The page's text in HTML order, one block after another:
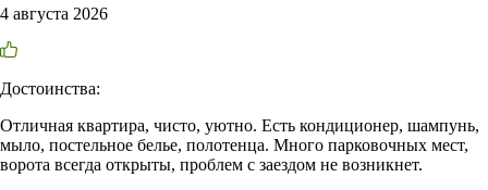
4 августа 2026
Достоинства:
Отличная квартира, чисто, уютно. Есть кондиционер, шампунь,
мыло, постельное белье, полотенца. Много парковочных мест,
ворота всегда открыты, проблем с заездом не возникнет.